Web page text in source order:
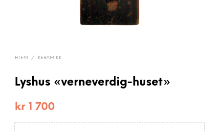
HJEM / KERAMIKK
Lyshus «verneverdig-huset»
kr 1 700